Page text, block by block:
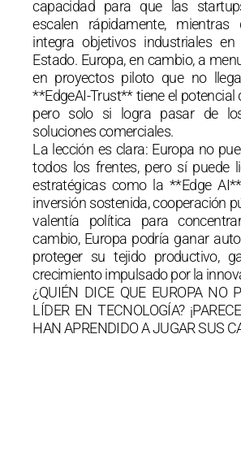
capacidad para que las
escalen rápidamente, mientras
integra objetivos industriales
Estado. Europa, en cambio, a
en proyectos piloto que no
**EdgeAI-Trust** tiene el potencial
pero solo si logra pasar de
soluciones comerciales.
La lección es clara: Europa no
todos los frentes, pero sí puede
estratégicas como la **Edge
inversión sostenida, cooperación
valentía política para
cambio, Europa podría ganar
proteger su tejido productivo,
crecimiento impulsado por la
¿QUIÉN DICE QUE EUROPA NO
LÍDER EN TECNOLOGÍA?
HAN APRENDIDO A JUGAR SUS